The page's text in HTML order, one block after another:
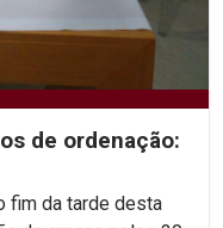
de ordenação:
fim da tarde desta